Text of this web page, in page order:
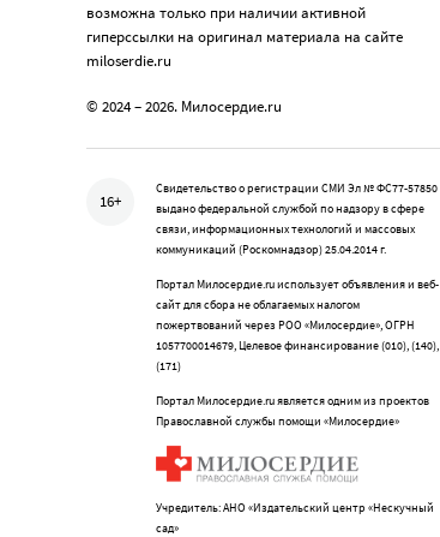
возможна только при наличии активной
гиперссылки на оригинал материала на сайте
miloserdie.ru
© 2024 – 2026. Милосердие.ru
16+
Свидетельство о регистрации СМИ Эл № ФС77-57850
выдано федеральной службой по надзору в сфере
связи, информационных технологий и массовых
коммуникаций (Роскомнадзор) 25.04.2014 г.
Портал Милосердие.ru использует объявления и веб-
сайт для сбора не облагаемых налогом
пожертвований через РОО «Милосердие», ОГРН
1057700014679, Целевое финансирование (010), (140),
(171)
Портал Милосердие.ru является одним из проектов
Православной службы помощи «Милосердие»
Учредитель: АНО «Издательский центр «Нескучный
сад»